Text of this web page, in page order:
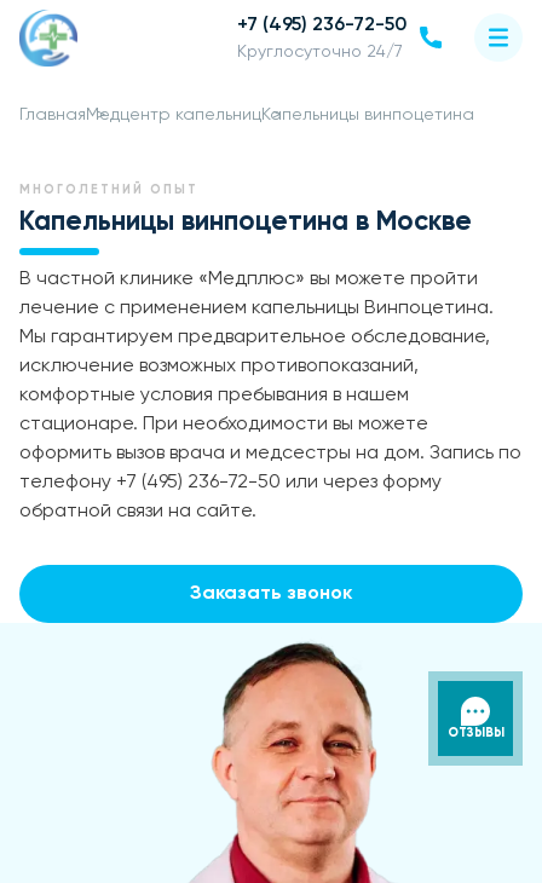
+7 (495) 236-72-50
Круглосуточно 24/7
Главная Медцентр капельницКапельницы винпоцетина
МНОГОЛЕТНИЙ ОПЫТ
Капельницы винпоцетина в Москве
В частной клинике «Медплюс» вы можете пройти
лечение с применением капельницы Винпоцетина.
Мы гарантируем предварительное обследование,
исключение возможных противопоказаний,
комфортные условия пребывания в нашем
стационаре. При необходимости вы можете
оформить вызов врача и медсестры на дом. Запись по
телефону +7 (495) 236-72-50 или через форму
обратной связи на сайте.
Заказать звонок
ОТЗЫВЫ